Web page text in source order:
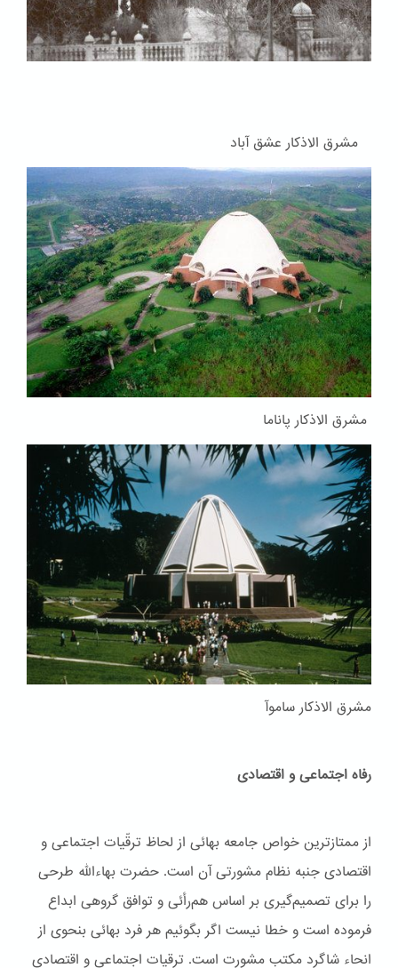
مشرق الاذکار عشق آباد
مشرق الاذکار پاناما
مشرق الاذکار ساموآ
رفاه اجتماعی و اقتصادی
از ممتازترین خواص جامعه بهائی از لحاظ ترقّیات اجتماعی و
اقتصادی جنبه نظام مشورتی آن است. حضرت بهاءاللّه طرحی
را برای تصمیم‌گیری بر اساس هم‌رأئی و توافق گروهی ابداع
فرموده است و خطا نیست اگر بگوئیم هر فرد بهائی بنحوی از
انحاء شاگرد مکتب مشورت است. ترقیات اجتماعی و اقتصادی